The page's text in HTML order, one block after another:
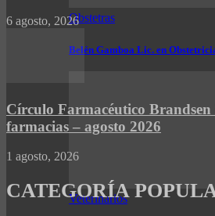
Obstetras
Belén Gamboa Lic. en
Veterinarios
6 agosto, 2026
Círculo Farmacéutico
farmacias – agosto 2026
1 agosto, 2026
CATEGORÍA